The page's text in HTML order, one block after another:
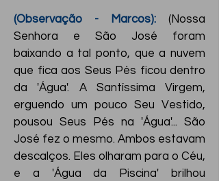
(Observação - Marcos): (Nossa
Senhora e São José foram
baixando a tal ponto, que a nuvem
que fica aos Seus Pés ficou dentro
da 'Água'. A Santíssima Virgem,
erguendo um pouco Seu Vestido,
pousou Seus Pés na 'Água'... São
José fez o mesmo. Ambos estavam
descalços. Eles olharam para o Céu,
e a 'Água da Piscina' brilhou